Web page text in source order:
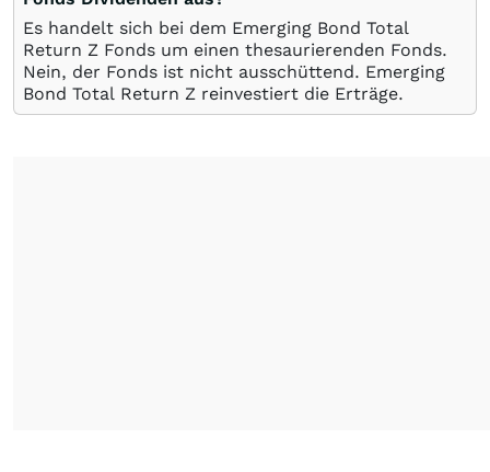
Es handelt sich bei dem Emerging Bond Total
Return Z Fonds um einen thesaurierenden Fonds.
Nein, der Fonds ist nicht ausschüttend. Emerging
Bond Total Return Z reinvestiert die Erträge.